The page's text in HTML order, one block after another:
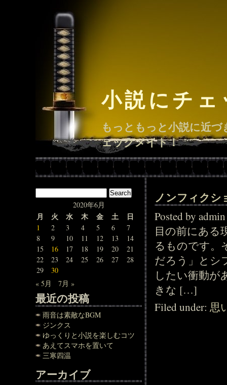
小説にチ
もっともっと小説に近
ェックメイト！
2020年6月
月 火 水 木 金 土 日
1 2 3 4 5 6
7
8
9 10 11 12 13
14
15
16 17 18 19 20
21
22
23 24 25 26 27
28
29
30
« 5月
7月 »
最近の投稿
雨音は素敵なBGM
ジンクス
ゆっくりと小説を楽しむコツ
あえてスマホを置いて
三寒四温
アーカイブ
ノンフィクシ
Posted by
目の前にある
るものです。
だろう」とシ
したい衝動が
きな […]
Filed under:思